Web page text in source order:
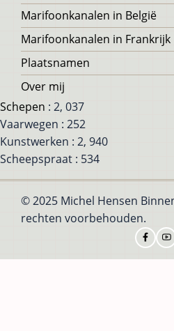
Marifoonkanalen in België
Marifoonkanalen in Frankrijk
Plaatsnamen
Over mij
Schepen : 2, 037
Vaarwegen : 252
Kunstwerken : 2, 940
Scheepspraat : 534
© 2025 Michel Hensen
rechten voorbehouden.